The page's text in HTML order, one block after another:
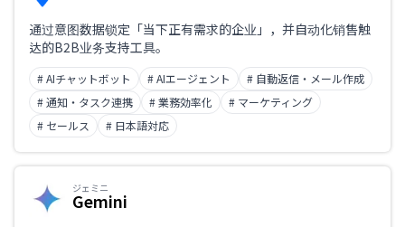
通过意图数据锁定「当下正有需求的企业」，并自动化销售触
达的B2B业务支持工具。
# AIチャットボット # AIエージェント
# 自動返信・メール作成
# 通知・タスク連携
# 業務効率化
# マーケティング
# セールス
# 日本語対応
ジェミニ
Gemini